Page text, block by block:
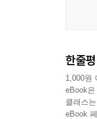
136 커
138 배
140 아
한줄평
1,000원
eBook
클래스
eBook